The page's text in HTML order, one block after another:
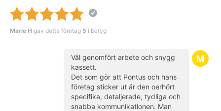
Marie H gav detta företag 5 i betyg
Väl genomfört arbete och snygg
kassett.
Det som gör att Pontus och hans
företag sticker ut är den oerhört
specifika, detaljerade, tydliga och
snabba kommunikationen. Man